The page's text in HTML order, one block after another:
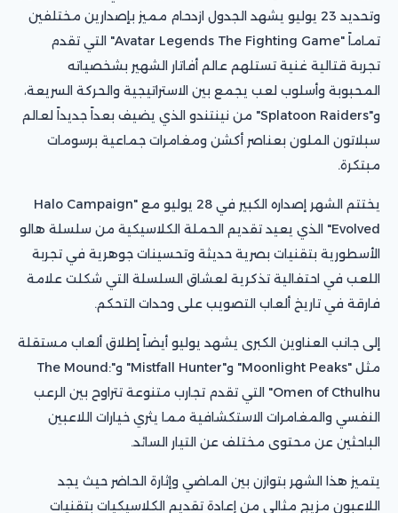
وتحديد 23 يوليو يشهد الجدول ازدحام مميز بإصدارين مختلفين
تماماً "Avatar Legends The Fighting Game" التي تقدم
تجربة قتالية غنية تستلهم عالم أفاتار الشهير بشخصياته
المحبوبة وأسلوب لعب يجمع بين الاستراتيجية والحركة السريعة،
و"Splatoon Raiders" من نينتندو الذي يضيف بعداً جديداً لعالم
سبلاتون الملون بعناصر أكشن ومغامرات جماعية برسومات
مبتكرة.
يختتم الشهر إصداره الكبير في 28 يوليو مع "Halo Campaign
Evolved" الذي يعيد تقديم الحملة الكلاسيكية من سلسلة هالو
الأسطورية بتقنيات بصرية حديثة وتحسينات جوهرية في تجربة
اللعب في احتفالية تذكرية لعشاق السلسلة التي شكلت علامة
فارقة في تاريخ ألعاب التصويب على وحدات التحكم.
إلى جانب العناوين الكبرى يشهد يوليو أيضاً إطلاق ألعاب مستقلة
مثل "Moonlight Peaks" و"Mistfall Hunter" و"The Mound:
Omen of Cthulhu" التي تقدم تجارب متنوعة تتراوح بين الرعب
النفسي والمغامرات الاستكشافية مما يثري خيارات اللاعبين
الباحثين عن محتوى مختلف عن التيار السائد.
يتميز هذا الشهر بتوازن بين الماضي وإثارة الحاضر حيث يجد
اللاعبون مزيج مثالي من إعادة تقديم الكلاسيكيات بتقنيات